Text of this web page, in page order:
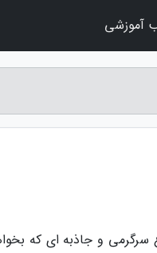
و جاذبه ای که
آموزشی